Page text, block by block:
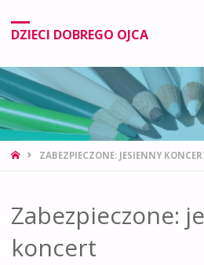
DZIECI DOBREGO OJCA
ZABEZPIECZONE: JESIENNY
Zabezpieczone:
koncert